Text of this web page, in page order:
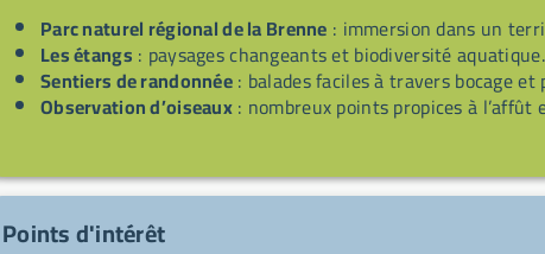
Parc naturel régional de la Brenne : immersion dans un
Les étangs : paysages changeants et biodiversité aquatique.
Sentiers de randonnée: balades faciles à travers bocage et
Observation d’oiseaux: nombreux points propices à l’affût
Points d'intérêt